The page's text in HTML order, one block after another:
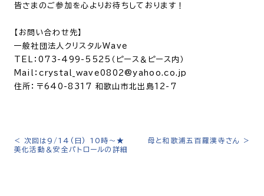
皆さまのご参加を心よりお待ちしております！
【お問い合わせ先】
一般社団法人クリスタルWave
TEL：073-499-5525（ピース＆ピース内）
Mail：crystal_wave0802@yahoo.co.jp
住所：〒640-8317 和歌山市北出島12-7
投
<
次回は9/14(日) 10時〜★
美化活動＆安全パトロールの詳細
母と和歌浦五百羅漢寺さん >